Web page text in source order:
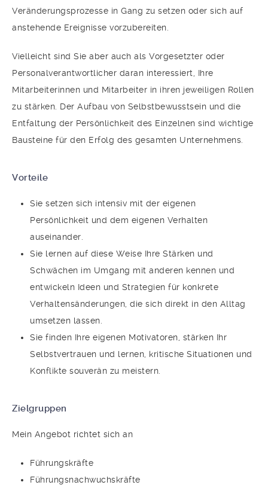
Veränderungsprozesse in Gang zu setzen oder sich auf
anstehende Ereignisse vorzubereiten.
Vielleicht sind Sie aber auch als Vorgesetzter oder
Personalverantwortlicher daran interessiert, Ihre
Mitarbeiterinnen und Mitarbeiter in ihren jeweiligen Rollen
zu stärken. Der Aufbau von Selbstbewusstsein und die
Entfaltung der Persönlichkeit des Einzelnen sind wichtige
Bausteine für den Erfolg des gesamten Unternehmens.
Vorteile
Sie setzen sich intensiv mit der eigenen
Persönlichkeit und dem eigenen Verhalten
auseinander.
Sie lernen auf diese Weise Ihre Stärken und
Schwächen im Umgang mit anderen kennen und
entwickeln Ideen und Strategien für konkrete
Verhaltensänderungen, die sich direkt in den Alltag
umsetzen lassen.
Sie finden Ihre eigenen Motivatoren, stärken Ihr
Selbstvertrauen und lernen, kritische Situationen und
Konflikte souverän zu meistern.
Zielgruppen
Mein Angebot richtet sich an
Führungskräfte
Führungsnachwuchskräfte